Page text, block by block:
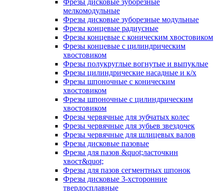
Фрезы дисковые зуборезные
мелкомодульные
Фрезы дисковые зуборезные модульные
Фрезы концевые радиусные
Фрезы концевые с коническим хвостовиком
Фрезы концевые с цилиндрическим
хвостовиком
Фрезы полукруглые вогнутые и выпуклые
Фрезы цилиндрические насадные и к/х
Фрезы шпоночные с коническим
хвостовиком
Фрезы шпоночные с цилиндрическим
хвостовиком
Фрезы червячные для зубчатых колес
Фрезы червячные для зубьев звездочек
Фрезы червячные для шлицевых валов
Фрезы дисковые пазовые
Фрезы для пазов &quot;ласточкин
хвост&quot;
Фрезы для пазов сегментных шпонок
Фрезы дисковые 3-хсторонние
твердосплавные